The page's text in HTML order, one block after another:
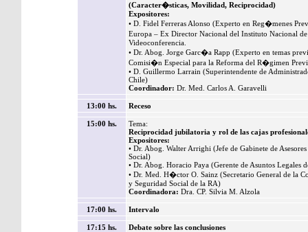
(Caracter�sticas, Movilidad, Reciprocidad)
Expositores:
• D. Fidel Ferreras Alonso (Experto en Reg�menes
Europa – Ex Director Nacional del Instituto Nacional
Videoconferencia.
• Dr. Abog. Jorge Garc�a Rapp (Experto en temas
Comisi�n Especial para la Reforma del R�gimen
• D. Guillermo Larrain (Superintendente de
Chile)
Coordinador: Dr. Med. Carlos A. Garavelli
13:00 hs. Receso
15:00 hs.
Tema:
Reciprocidad jubilatoria y rol de las cajas
Expositores:
• Dr. Abog. Walter Arrighi (Jefe de Gabinete de
Social)
• Dr. Abog. Horacio Paya (Gerente de Asuntos Legales
• Dr. Med. H�ctor O. Sainz (Secretario General de la
y Seguridad Social de la RA)
Coordinadora: Dra. CP. Silvia M. Alzola
17:00 hs. Intervalo
17:15 hs. Debate sobre las conclusiones